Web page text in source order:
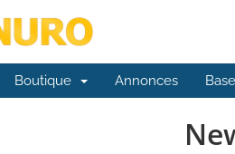
Boutique Annonces